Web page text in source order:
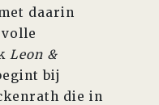
daarin
Leon &
bij
die in